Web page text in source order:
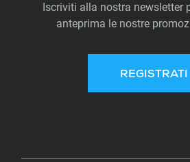
Iscriviti alla nostra newsletter
anteprima le nostre
REGISTRATI